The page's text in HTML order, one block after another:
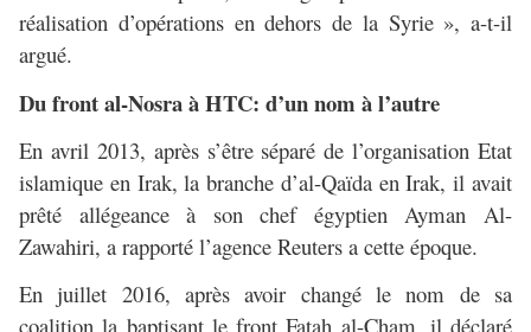
réalisation d’opérations en dehors de la Syrie », a-t-il
argué.
Du front al-Nosra à HTC: d’un nom à l’autre
En avril 2013, après s’être séparé de l’organisation Etat
islamique en Irak, la branche d’al-Qaïda en Irak, il avait
prêté allégeance à son chef égyptien Ayman Al-
Zawahiri, a rapporté l’agence Reuters a cette époque.
En juillet 2016, après avoir changé le nom de sa
coalition la baptisant le front Fatah al-Cham, il déclaré